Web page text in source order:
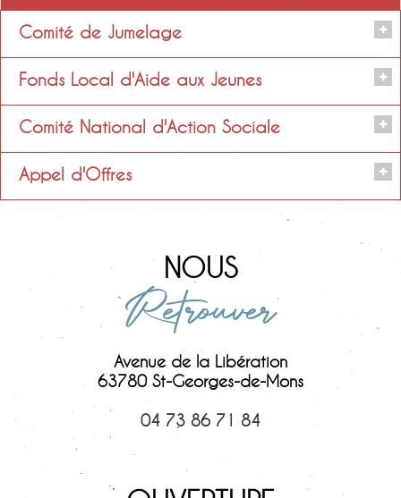
Dominique RAYNAUD
Titulaires
Maeva MILLIERAS
Comité de Jumelage
Titulaires
Aline BESSE LE PROVOST et
Fonds Local d'Aide aux Jeunes
Titulaires
Isabelle TRIPHON
Comité National d'Action Sociale
Titulaires
Suppléants
Maeva MILLIERAS
Appel d'Offres
Président
Julien PERRIN
Titulaires
Dominique RAYNAUD,
Céline DESGEORGES,
NOUS
Retrouver
Avenue de la Libération
63780 St-Georges-de-Mons
04 73 86 71 84